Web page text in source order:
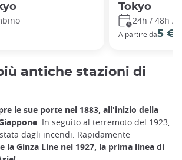
Tokyo
24h / 48h /
A partire da5 €
antiche stazioni di
le sue porte nel 1883, all'inizio della
. In seguito al terremoto del 1923,
dagli incendi. Rapidamente
la Ginza Line nel 1927, la prima linea di